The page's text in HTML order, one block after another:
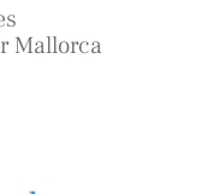
Mallorca